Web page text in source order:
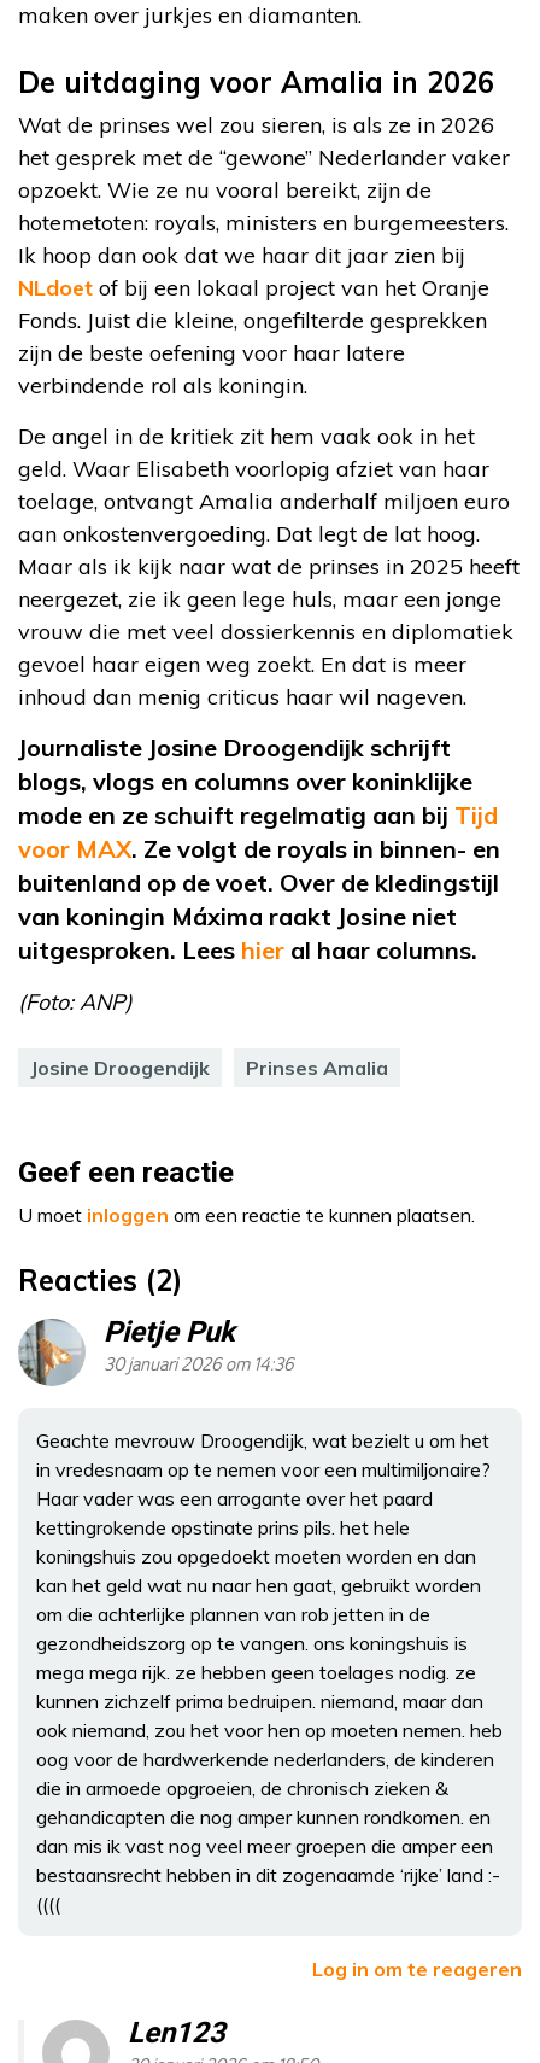
maken over jurkjes en diamanten.
De uitdaging voor Amalia in 2026
Wat de prinses wel zou sieren, is als ze in 2026
het gesprek met de “gewone” Nederlander vaker
opzoekt. Wie ze nu vooral bereikt, zijn de
hotemetoten: royals, ministers en burgemeesters.
Ik hoop dan ook dat we haar dit jaar zien bij
NLdoet of bij een lokaal project van het Oranje
Fonds. Juist die kleine, ongefilterde gesprekken
zijn de beste oefening voor haar latere
verbindende rol als koningin.
De angel in de kritiek zit hem vaak ook in het
geld. Waar Elisabeth voorlopig afziet van haar
toelage, ontvangt Amalia anderhalf miljoen euro
aan onkostenvergoeding. Dat legt de lat hoog.
Maar als ik kijk naar wat de prinses in 2025 heeft
neergezet, zie ik geen lege huls, maar een jonge
vrouw die met veel dossierkennis en diplomatiek
gevoel haar eigen weg zoekt. En dat is meer
inhoud dan menig criticus haar wil nageven.
Journaliste Josine Droogendijk schrijft
blogs, vlogs en columns over koninklijke
mode en ze schuift regelmatig aan bij Tijd
voor MAX. Ze volgt de royals in binnen- en
buitenland op de voet. Over de kledingstijl
van koningin Máxima raakt Josine niet
uitgesproken. Lees hier al haar columns.
(Foto: ANP)
Josine Droogendijk Prinses Amalia
Geef een reactie
U moet inloggen om een reactie te kunnen plaatsen.
Reacties (2)
Pietje Puk
30 januari 2026 om 14:36
Geachte mevrouw Droogendijk, wat bezielt u om het
in vredesnaam op te nemen voor een multimiljonaire?
Haar vader was een arrogante over het paard
kettingrokende opstinate prins pils. het hele
koningshuis zou opgedoekt moeten worden en dan
kan het geld wat nu naar hen gaat, gebruikt worden
om die achterlijke plannen van rob jetten in de
gezondheidszorg op te vangen. ons koningshuis is
mega mega rijk. ze hebben geen toelages nodig. ze
kunnen zichzelf prima bedruipen. niemand, maar dan
ook niemand, zou het voor hen op moeten nemen. heb
oog voor de hardwerkende nederlanders, de kinderen
die in armoede opgroeien, de chronisch zieken &
gehandicapten die nog amper kunnen rondkomen. en
dan mis ik vast nog veel meer groepen die amper een
bestaansrecht hebben in dit zogenaamde ‘rijke’ land :-
((((
Log in om te reageren
Len123